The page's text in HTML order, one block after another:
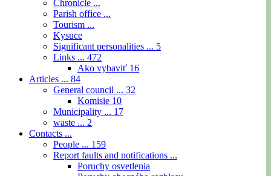
Chronicle ...
Parish office ...
Tourism ...
Kysuce
Significant personalities ... 5
Links ... 472
Ako vybaviť 16
Articles ... 84
General council ... 32
Komisie 10
Municipality ... 17
waste ... 2
Contacts ...
People ... 159
Report faults and notifications ...
Poruchy osvetlenia